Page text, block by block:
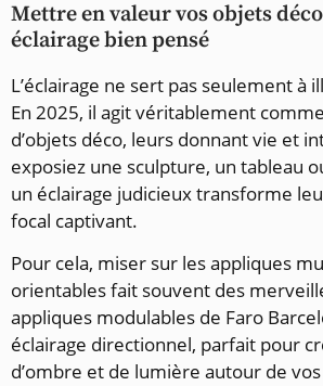
Mettre en valeur vos objets
éclairage bien pensé
L’éclairage ne sert pas seulement à
En 2025, il agit véritablement
d’objets déco, leurs donnant vie et
exposiez une sculpture, un tableau
un éclairage judicieux transforme
focal captivant.
Pour cela, miser sur les appliques
orientables fait souvent des
appliques modulables de Faro
éclairage directionnel, parfait pour
d’ombre et de lumière autour de